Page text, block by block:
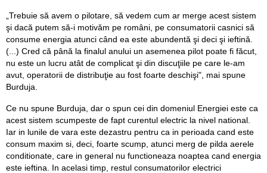
„Trebuie să avem o pilotare, să vedem cum ar merge acest sistem
şi dacă putem să-i motivăm pe români, pe consumatorii casnici să
consume energia atunci când ea este abundentă şi deci şi ieftină.
(...) Cred că până la finalul anului un asemenea pilot poate fi făcut,
nu este un lucru atât de complicat şi din discuţiile pe care le-am
avut, operatorii de distribuţie au fost foarte deschişi", mai spune
Burduja.
Ce nu spune Burduja, dar o spun cei din domeniul Energiei este ca
acest sistem scumpeste de fapt curentul electric la nivel national.
Iar in lunile de vara este dezastru pentru ca in perioada cand este
consum maxim si, deci, foarte scump, atunci merg de pilda aerele
conditionate, care in general nu functioneaza noaptea cand energia
este ieftina. In acelasi timp, restul consumatorilor electrici